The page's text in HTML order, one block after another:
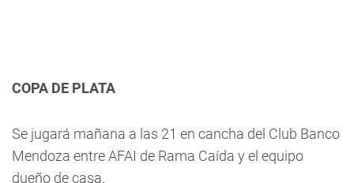
COPA DE PLATA
Se jugará mañana a las 21 en cancha del Club Banco
Mendoza entre AFAI de Rama Caída y el equipo
dueño de casa.